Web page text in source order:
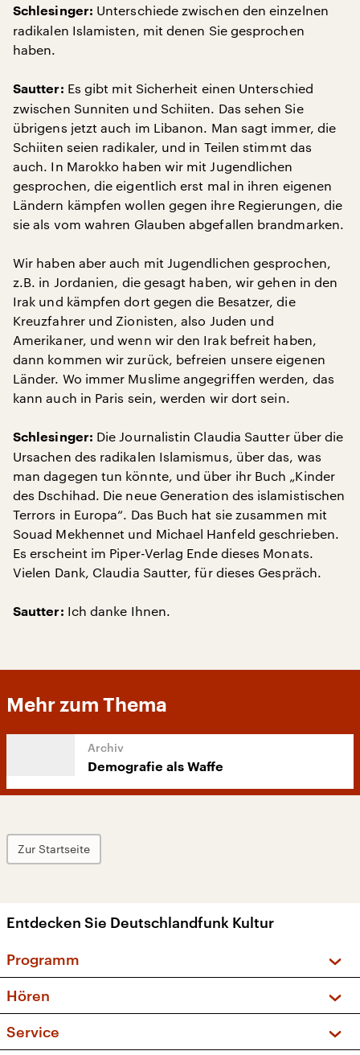
Schlesinger: Unterschiede zwischen den einzelnen
radikalen Islamisten, mit denen Sie gesprochen
haben.
Sautter: Es gibt mit Sicherheit einen Unterschied
zwischen Sunniten und Schiiten. Das sehen Sie
übrigens jetzt auch im Libanon. Man sagt immer, die
Schiiten seien radikaler, und in Teilen stimmt das
auch. In Marokko haben wir mit Jugendlichen
gesprochen, die eigentlich erst mal in ihren eigenen
Ländern kämpfen wollen gegen ihre Regierungen, die
sie als vom wahren Glauben abgefallen brandmarken.
Wir haben aber auch mit Jugendlichen gesprochen,
z.B. in Jordanien, die gesagt haben, wir gehen in den
Irak und kämpfen dort gegen die Besatzer, die
Kreuzfahrer und Zionisten, also Juden und
Amerikaner, und wenn wir den Irak befreit haben,
dann kommen wir zurück, befreien unsere eigenen
Länder. Wo immer Muslime angegriffen werden, das
kann auch in Paris sein, werden wir dort sein.
Schlesinger: Die Journalistin Claudia Sautter über die
Ursachen des radikalen Islamismus, über das, was
man dagegen tun könnte, und über ihr Buch „Kinder
des Dschihad. Die neue Generation des islamistischen
Terrors in Europa“. Das Buch hat sie zusammen mit
Souad Mekhennet und Michael Hanfeld geschrieben.
Es erscheint im Piper-Verlag Ende dieses Monats.
Vielen Dank, Claudia Sautter, für dieses Gespräch.
Sautter: Ich danke Ihnen.
Mehr zum Thema
Demografie als Waffe
Zur Startseite
Entdecken Sie Deutschlandfunk Kultur
Programm
Sendungen und Podcasts
Musikliste
Hören
Frequenzen (UKW + DAB+)
Service